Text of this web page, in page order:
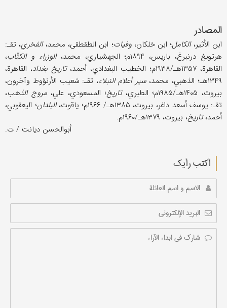
المصادر
ابن الأثیر،الکامل؛ ابن خلکان،وفیات؛ ابن الطقطقی، محمد،الفخري، تقـ:
هرتویغ درنبرغ، باریس، ۱۸۹۴م؛ الجهشیاري، محمد،
الوزراء و الکتّاب،
القاهرة، ۱۳۵۷هـ/۱۹۳۸م؛ الخطیب البغدادي، أحمد،
تاریخ بغداد، القاهرة،
۱۳۴۹هـ؛ الذهبي، محمد،
سیر أعلام النبلاء، تقـ: شعیب الأرنؤوط وآخرون،
بیروت، ۱۴۰۵هـ/۱۹۸۵م؛ الطبري،
تاریخ؛ المسعودي، علي،مروج الذهب،
تقـ: یوسف أسعد داغر، بیروت، ۱۳۸۵هـ/ ۱۹۶۶م؛ یاقوت،
البلدان؛ الیعقوبي،
أحمد،تاریخ، بیروت، ۱۳۷۹هـ/۱۹۶۰م.
أبوالحسن دیانت / ت.
أکتب رأیك